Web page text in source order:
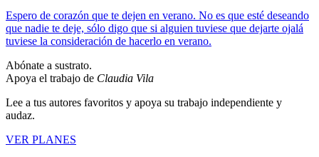
Espero de corazón que te dejen en verano. No es que esté deseando
que nadie te deje, sólo digo que si alguien tuviese que dejarte ojalá
tuviese la consideración de hacerlo en verano.
Abónate a sustrato.
Apoya el trabajo de Claudia Vila
Lee a tus autores favoritos y apoya su trabajo independiente y
audaz.
VER PLANES